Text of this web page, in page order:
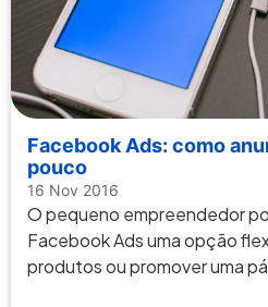
Facebook Ads: como
pouco
16 Nov 2016
O pequeno empreendedor
Facebook Ads uma opção
produtos ou promover uma